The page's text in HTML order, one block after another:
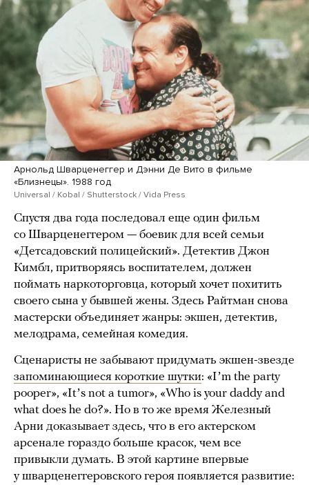
Арнольд Шварценеггер и Дэнни Де Вито в фильме
«Близнецы». 1988 год
Universal / Kobal / Shutterstock / Vida Press
Спустя два года последовал еще один фильм
со Шварценеггером — боевик для всей семьи
«Детсадовский полицейский». Детектив Джон
Кимбл, притворяясь воспитателем, должен
поймать наркоторговца, который хочет похитить
своего сына у бывшей жены. Здесь Райтман снова
мастерски объединяет жанры: экшен, детектив,
мелодрама, семейная комедия.
Сценаристы не забывают придумать экшен-звезде
запоминающиеся короткие шутки: «Iʼm the party
pooper», «Itʼs not a tumor», «Who is your daddy and
what does he do?». Но в то же время Железный
Арни доказывает здесь, что в его актерском
арсенале гораздо больше красок, чем все
привыкли думать. В этой картине впервые
у шварценеггеровского героя появляется развитие: